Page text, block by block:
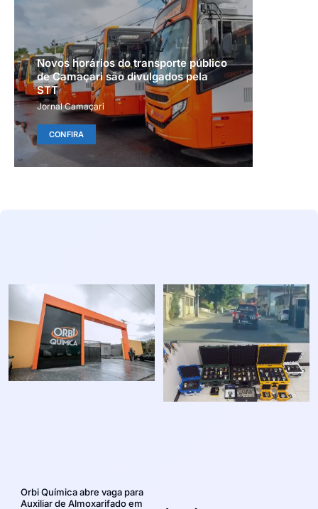
Novos horários do transporte público
de Camaçari são divulgados pela
STT
Jornal Camaçari
CONFIRA
Orbi Química abre vaga para
Auxiliar de Almoxarifado em